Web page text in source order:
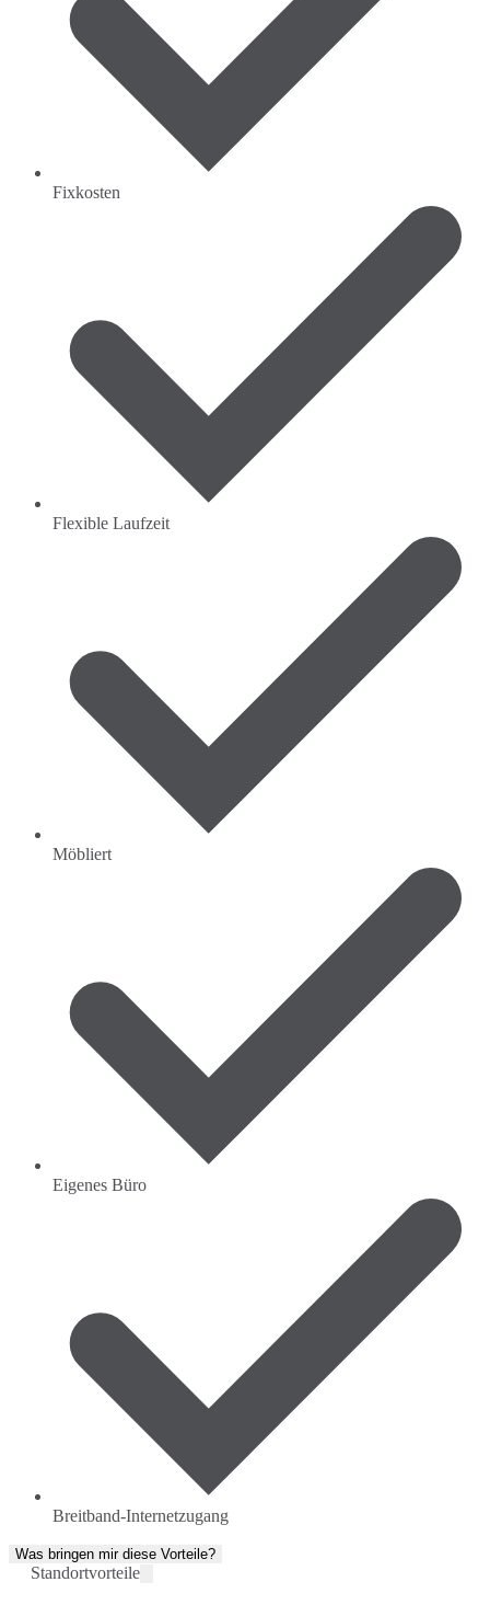
Fixkosten
Flexible Laufzeit
Möbliert
Eigenes Büro
Breitband-Internetzugang
Was bringen mir diese Vorteile?
Standortvorteile